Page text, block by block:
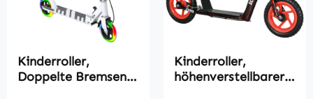
Kinderroller,
Doppelte Bremsen,
Kinderroller,
höhenverstellbarer